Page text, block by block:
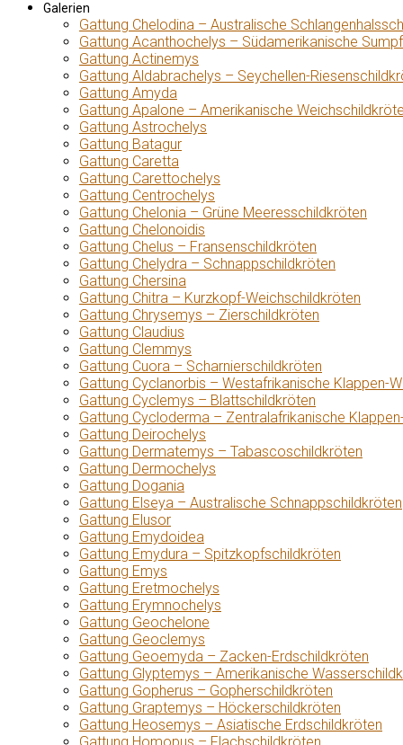
Galerien
Gattung Chelodina – Australische
Gattung Acanthochelys – Südamerikanische
Gattung Actinemys
Gattung Aldabrachelys – Seychellen-
Gattung Amyda
Gattung Apalone – Amerikanische
Gattung Astrochelys
Gattung Batagur
Gattung Caretta
Gattung Carettochelys
Gattung Centrochelys
Gattung Chelonia – Grüne Meeresschildkröten
Gattung Chelonoidis
Gattung Chelus – Fransenschildkröten
Gattung Chelydra – Schnappschildkröten
Gattung Chersina
Gattung Chitra – Kurzkopf-Weichschildkröten
Gattung Chrysemys – Zierschildkröten
Gattung Claudius
Gattung Clemmys
Gattung Cuora – Scharnierschildkröten
Gattung Cyclanorbis – Westafrikanische Klappen-
Gattung Cyclemys – Blattschildkröten
Gattung Cycloderma – Zentralafrikanische
Gattung Deirochelys
Gattung Dermatemys – Tabascoschildkröten
Gattung Dermochelys
Gattung Dogania
Gattung Elseya – Australische Schnappschildkröten
Gattung Elusor
Gattung Emydoidea
Gattung Emydura – Spitzkopfschildkröten
Gattung Emys
Gattung Eretmochelys
Gattung Erymnochelys
Gattung Geochelone
Gattung Geoclemys
Gattung Geoemyda – Zacken-Erdschildkröten
Gattung Glyptemys – Amerikanische
Gattung Gopherus – Gopherschildkröten
Gattung Graptemys – Höckerschildkröten
Gattung Heosemys – Asiatische Erdschildkröten